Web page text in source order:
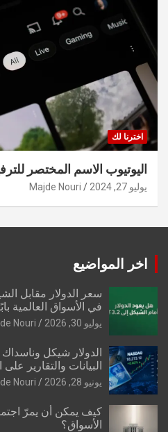
اخترنا لك
اليوتيوب الاسم المختصر
يوليو 27, 2024 Majde Nouri
اخر المواضيع
سعر الدولار مقابل
في الأسواق العالمية
يوليو 30, 2026 Nouri
الدولار شيكل
البيانات والتقارير
يونيو 28, 2026 Nouri
كيف يمكن أن يمرّ
الأسواق؟